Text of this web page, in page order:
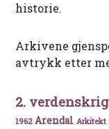
historie.
Arkivene
avtrykk etter
2. verdenskrig
1962 Arendal Arkitekt